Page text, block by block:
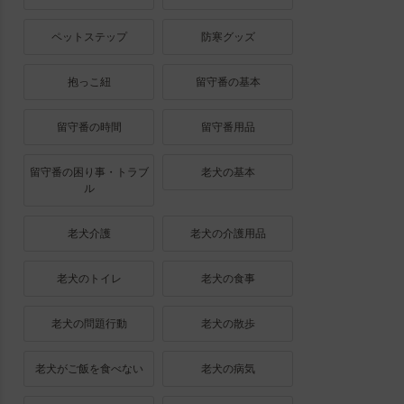
ペットステップ 防寒グッズ
抱っこ紐 留守番の基本
留守番の時間 留守番用品
留守番の困り事・トラブ
ル
老犬の基本
老犬介護 老犬の介護用品
老犬のトイレ 老犬の食事
老犬の問題行動 老犬の散歩
老犬がご飯を食べない 老犬の病気